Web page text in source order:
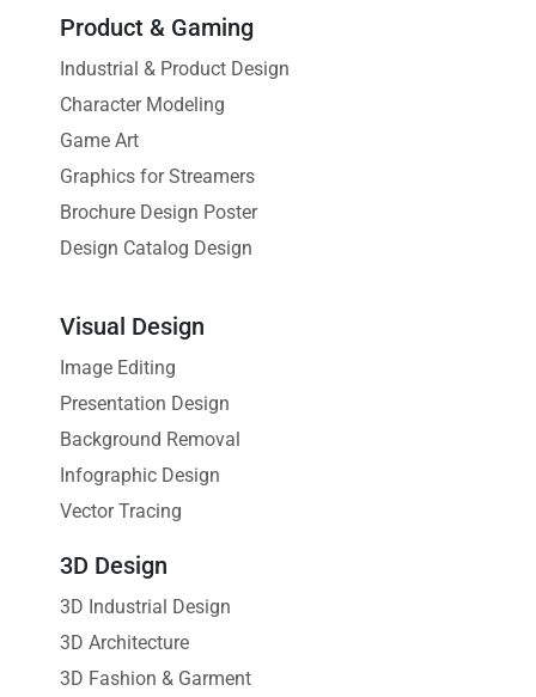
Product & Gaming
Industrial & Product Design
Character Modeling
Game Art
Graphics for Streamers
Brochure Design Poster
Design Catalog Design
Visual Design
Image Editing
Presentation Design
Background Removal
Infographic Design
Vector Tracing
3D Design
3D Industrial Design
3D Architecture
3D Fashion & Garment